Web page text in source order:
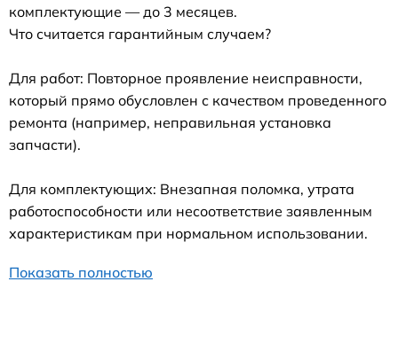
комплектующие — до 3 месяцев.
Что считается гарантийным случаем?
Для работ: Повторное проявление неисправности,
который прямо обусловлен с качеством проведенного
ремонта (например, неправильная установка
запчасти).
Для комплектующих: Внезапная поломка, утрата
работоспособности или несоответствие заявленным
характеристикам при нормальном использовании.
Показать полностью